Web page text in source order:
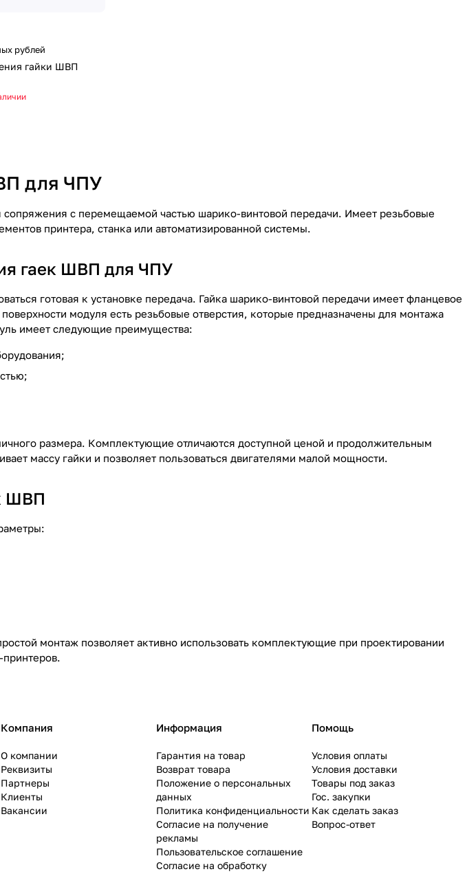
рублей
гайки ШВП
для ЧПУ
с перемещаемой частью шарико-винтовой передачи. Имеет резьбовые
принтера, станка или автоматизированной системы.
гаек ШВП для ЧПУ
готовая к установке передача. Гайка шарико-винтовой передачи имеет фланцевое
модуля есть резьбовые отверстия, которые предназначены для монтажа
имеет следующие преимущества:
размера. Комплектующие отличаются доступной ценой и продолжительным
массу гайки и позволяет пользоваться двигателями малой мощности.
ШВП
монтаж позволяет активно использовать комплектующие при проектировании
принтеров.
Компания
О компании
Реквизиты
Партнеры
Клиенты
Вакансии
Информация
Гарантия на товар
Возврат товара
Положение о персональных
данных
Политика конфиденциальности
Согласие на получение
рекламы
Пользовательское соглашение
Согласие на обработку
Помощь
Условия оплаты
Условия доставки
Товары под заказ
Гос. закупки
Как сделать заказ
Вопрос-ответ